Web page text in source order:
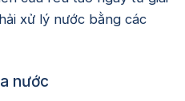
xử lý nước bằng các
nước